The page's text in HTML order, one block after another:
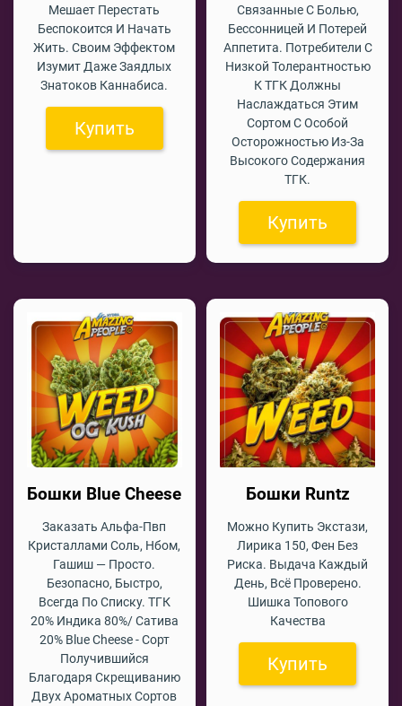
Мешает Перестать
Беспокоится И Начать
Жить. Своим Эффектом
Изумит Даже Заядлых
Знатоков Каннабиса.
Купить
Связанные С Болью,
Бессонницей И Потерей
Аппетита. Потребители С
Низкой Толерантностью
К ТГК Должны
Наслаждаться Этим
Сортом С Особой
Осторожностью Из-За
Высокого Содержания
ТГК.
Купить
Бошки Blue Cheese
Заказать Альфа-Пвп
Кристаллами Соль, Нбом,
Гашиш — Просто.
Безопасно, Быстро,
Всегда По Списку. ТГК
20% Индика 80%/ Сатива
20% Blue Cheese - Сорт
Получившийся
Благодаря Скрещиванию
Двух Ароматных Сортов
Бошки Runtz
Можно Купить Экстази,
Лирика 150, Фен Без
Риска. Выдача Каждый
День, Всё Проверено.
Шишка Топового
Качества
Купить